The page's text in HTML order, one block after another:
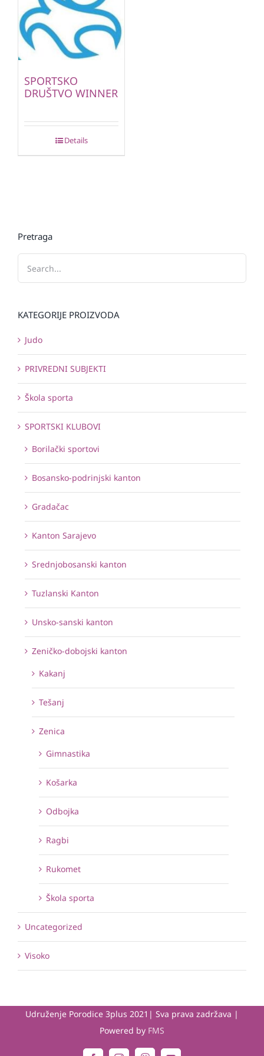
SPORTSKO
DRUŠTVO WINNER
Details
Pretraga
KATEGORIJE PROIZVODA
Judo
PRIVREDNI SUBJEKTI
Škola sporta
SPORTSKI KLUBOVI
Borilački sportovi
Bosansko-podrinjski kanton
Gradačac
Kanton Sarajevo
Srednjobosanski kanton
Tuzlanski Kanton
Unsko-sanski kanton
Zeničko-dobojski kanton
Kakanj
Tešanj
Zenica
Gimnastika
Košarka
Odbojka
Ragbi
Rukomet
Škola sporta
Uncategorized
Visoko
Udruženje Porodice 3plus 2021| Sva prava zadržava |
Powered by FMS